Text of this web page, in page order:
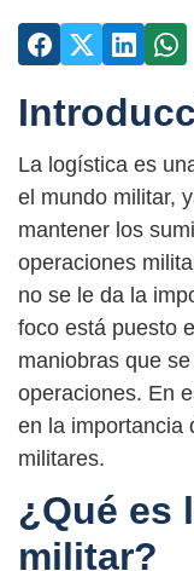
La logística es
el mundo militar,
mantener los
operaciones
no se le da la
foco está puesto
maniobras que
operaciones. En
en la importancia
militares.
¿Qué es
militar?